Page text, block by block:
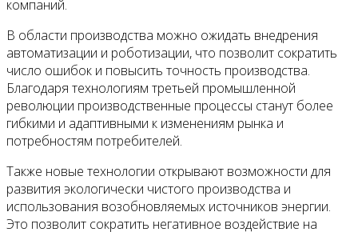
компаний.
В области производства можно ожидать внедрения
автоматизации и роботизации, что позволит сократить
число ошибок и повысить точность производства.
Благодаря технологиям третьей промышленной
революции производственные процессы станут более
гибкими и адаптивными к изменениям рынка и
потребностям потребителей.
Также новые технологии открывают возможности для
развития экологически чистого производства и
использования возобновляемых источников энергии.
Это позволит сократить негативное воздействие на